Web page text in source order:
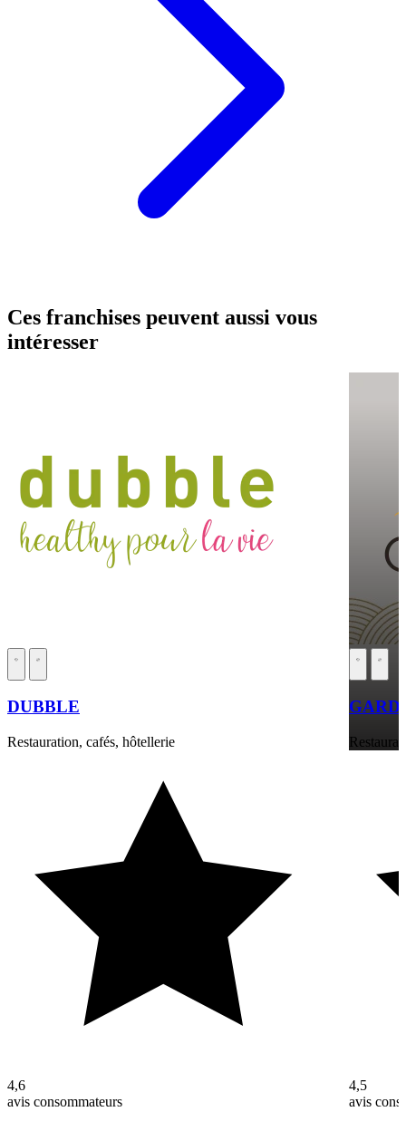
Ces franchises peuvent aussi vous
intéresser
DUBBLE
Restauration, cafés, hôtellerie
4,6
avis consommateurs
4,5
avis